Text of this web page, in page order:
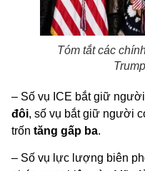
Tóm tắt các
– Số vụ ICE bắt giữ
đôi, số vụ bắt giữ người
trốn tăng gấp ba.
– Số vụ lực lượng biên